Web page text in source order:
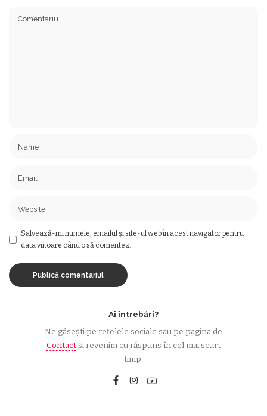
Salvează-mi numele, emailul și site-ul web în acest navigator pentru
data viitoare când o să comentez.
Ai întrebări?
Ne găsești pe rețelele sociale sau pe pagina de
Contactși revenim cu răspuns în cel mai scurt
timp.